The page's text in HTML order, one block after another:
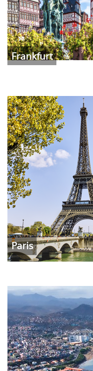
Frankfurt
Paris